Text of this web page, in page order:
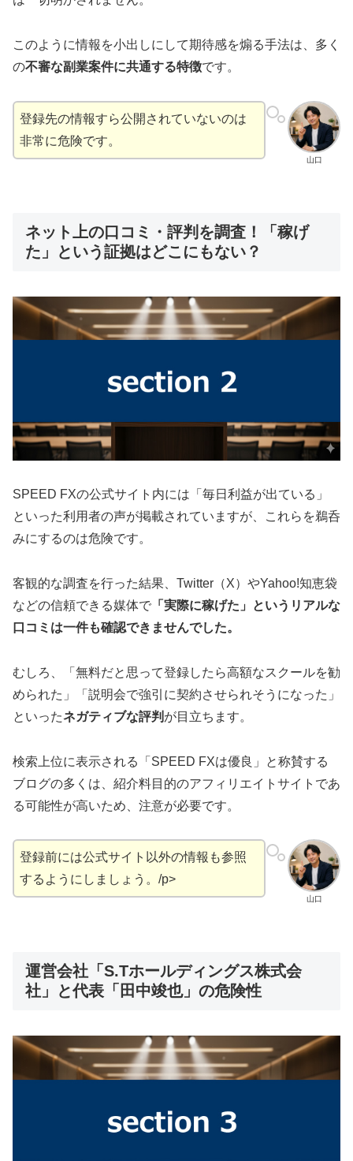
このように情報を小出しにして期待感を煽る手法は、多く
の不審な副業案件に共通する特徴です。
山口
登録先の情報すら公開されていないのは
非常に危険です。
ネット上の口コミ・評判を調査！「稼げ
た」という証拠はどこにもない？
SPEED FXの公式サイト内には「毎日利益が出ている」
といった利用者の声が掲載されていますが、これらを鵜呑
みにするのは危険です。
客観的な調査を行った結果、Twitter（X）やYahoo!知恵袋
などの信頼できる媒体で 「実際に稼げた」というリアルな
口コミは一件も確認できませんでした。
むしろ、「無料だと思って登録したら高額なスクールを勧
められた」「説明会で強引に契約させられそうになった」
といったネガティブな評判 が目立ちます。
検索上位に表示される「SPEED FXは優良」と称賛する
ブログの多くは、紹介料目的のアフィリエイトサイトであ
る可能性が高いため、注意が必要です。
山口
登録前には公式サイト以外の情報も参照
するようにしましょう。/p>
運営会社「S.Tホールディングス株式会
社」と代表「田中竣也」の危険性